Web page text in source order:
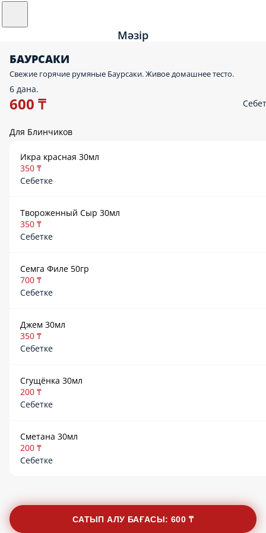
Мәзір
БАУРСАКИ
Свежие горячие румяные Баурсаки. Живое домашнее тесто.
6 дана.
600 ₸
Для Блинчиков
Икра красная 30мл
350 ₸
Себетке
Твороженный Сыр 30мл
350 ₸
Себетке
Семга Филе 50гр
700 ₸
Себетке
Джем 30мл
350 ₸
Себетке
Сгущёнка 30мл
200 ₸
Себетке
Сметана 30мл
200 ₸
Себетке
САТЫП АЛУ БАҒАСЫ:600 ₸